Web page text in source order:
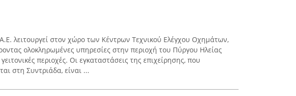
λειτουργεί στον χώρο των Κέντρων Τεχνικού Ελέγχου Οχημάτων,
ολοκληρωμένες υπηρεσίες στην περιοχή του Πύργου Ηλείας
γειτονικές περιοχές. Οι εγκαταστάσεις της επιχείρησης, που
στη Συντριάδα, είναι ...